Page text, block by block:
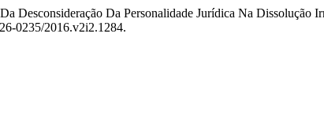
Desconsideração Da Personalidade Jurídica Na Dissolução
0235/2016.v2i2.1284.